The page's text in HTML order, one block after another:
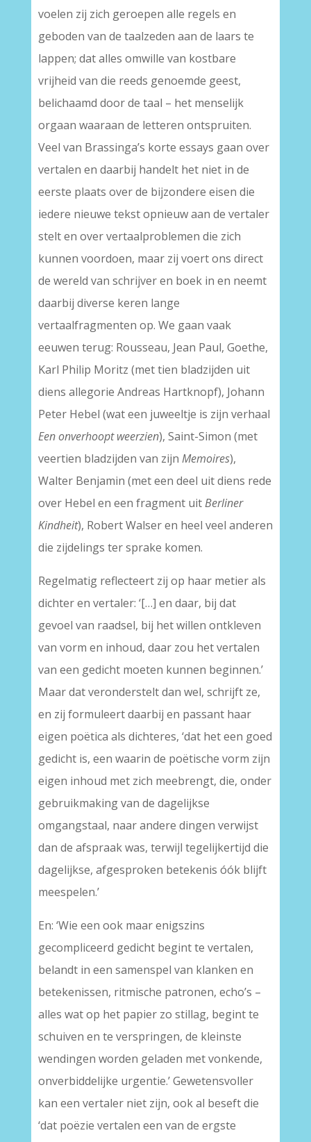
voelen zij zich geroepen alle regels en
geboden van de taalzeden aan de laars te
lappen; dat alles omwille van kostbare
vrijheid van die reeds genoemde geest,
belichaamd door de taal – het menselijk
orgaan waaraan de letteren ontspruiten.
Veel van Brassinga’s korte essays gaan over
vertalen en daarbij handelt het niet in de
eerste plaats over de bijzondere eisen die
iedere nieuwe tekst opnieuw aan de vertaler
stelt en over vertaalproblemen die zich
kunnen voordoen, maar zij voert ons direct
de wereld van schrijver en boek in en neemt
daarbij diverse keren lange
vertaalfragmenten op. We gaan vaak
eeuwen terug: Rousseau, Jean Paul, Goethe,
Karl Philip Moritz (met tien bladzijden uit
diens allegorie Andreas Hartknopf), Johann
Peter Hebel (wat een juweeltje is zijn verhaal
Een onverhoopt weerzien), Saint-Simon (met
veertien bladzijden van zijn Memoires),
Walter Benjamin (met een deel uit diens rede
over Hebel en een fragment uitBerliner
Kindheit), Robert Walser en heel veel anderen
die zijdelings ter sprake komen.
Regelmatig reflecteert zij op haar metier als
dichter en vertaler: ‘[…] en daar, bij dat
gevoel van raadsel, bij het willen ontkleven
van vorm en inhoud, daar zou het vertalen
van een gedicht moeten kunnen beginnen.’
Maar dat veronderstelt dan wel, schrijft ze,
en zij formuleert daarbij en passant haar
eigen poëtica als dichteres, ‘dat het een goed
gedicht is, een waarin de poëtische vorm zijn
eigen inhoud met zich meebrengt, die, onder
gebruikmaking van de dagelijkse
omgangstaal, naar andere dingen verwijst
dan de afspraak was, terwijl tegelijkertijd die
dagelijkse, afgesproken betekenis óók blijft
meespelen.’
En: ‘Wie een ook maar enigszins
gecompliceerd gedicht begint te vertalen,
belandt in een samenspel van klanken en
betekenissen, ritmische patronen, echo’s –
alles wat op het papier zo stillag, begint te
schuiven en te verspringen, de kleinste
wendingen worden geladen met vonkende,
onverbiddelijke urgentie.’ Gewetensvoller
kan een vertaler niet zijn, ook al beseft die
‘dat poëzie vertalen een van de ergste